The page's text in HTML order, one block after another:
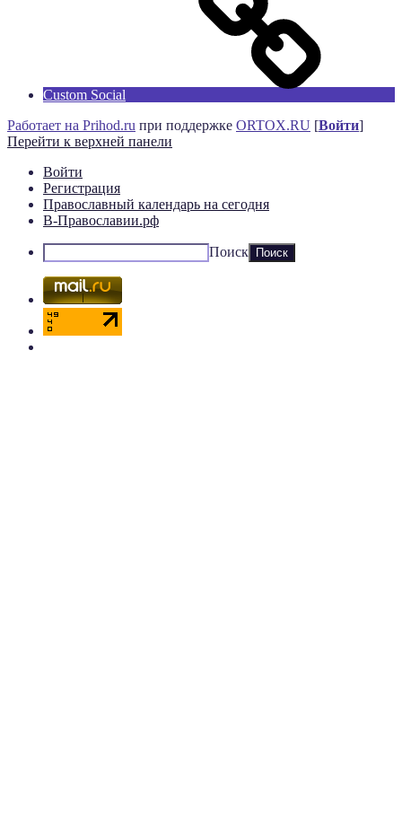
Custom Social
Работает на Prihod.ru при поддержке ORTOX.RU [Войти]
Перейти к верхней панели
Войти
Регистрация
Православный календарь на сегодня
В-Православии.рф
Поиск